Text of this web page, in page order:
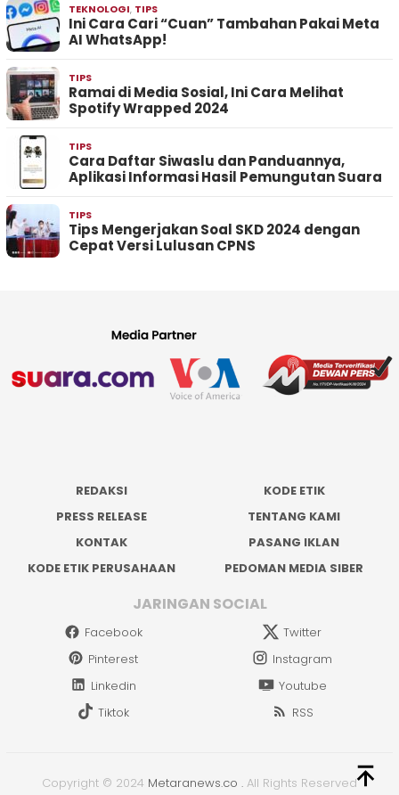
TEKNOLOGI, TIPS
Ini Cara Cari “Cuan” Tambahan Pakai Meta
AI WhatsApp!
TIPS
Ramai di Media Sosial, Ini Cara Melihat
Spotify Wrapped 2024
TIPS
Cara Daftar Siwaslu dan Panduannya,
Aplikasi Informasi Hasil Pemungutan Suara
TIPS
Tips Mengerjakan Soal SKD 2024 dengan
Cepat Versi Lulusan CPNS
REDAKSI
KODE ETIK
PRESS RELEASE
TENTANG KAMI
KONTAK
PASANG IKLAN
KODE ETIK PERUSAHAAN
PEDOMAN MEDIA SIBER
JARINGAN SOCIAL
Facebook
Twitter
Pinterest
Instagram
Linkedin
Youtube
Tiktok
RSS
Copyright © 2024 Metaranews.co . All Rights Reserved